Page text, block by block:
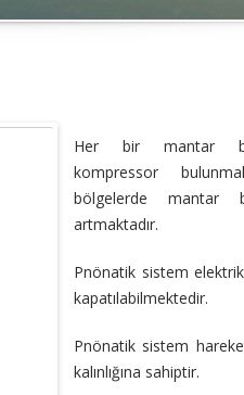
Her bir mantar
kompressor
bölgelerde mantar
artmaktadır.
Pnönatik sistem
kapatılabilmektedir.
Pnönatik sistem
kalınlığına sahiptir.